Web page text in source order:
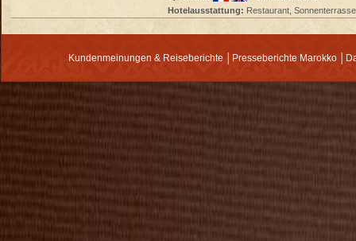
Hotelausstattung: Restaurant,
Kundenmeinungen & Reiseberichte Presseberichte Marokko